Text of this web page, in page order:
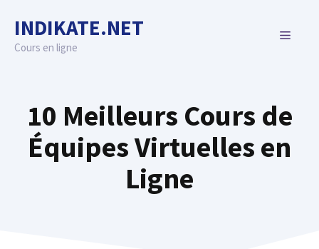
content
INDIKATE.NET
Cours en ligne
MENU
10 Meilleurs Cours de
Équipes Virtuelles en
Ligne